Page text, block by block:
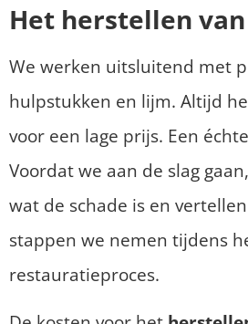
Het herstellen
We werken uitsluitend met
hulpstukken en lijm. Altijd
voor een lage prijs. Een
Voordat we aan de slag
wat de schade is en
stappen we nemen tijdens
restauratieproces.